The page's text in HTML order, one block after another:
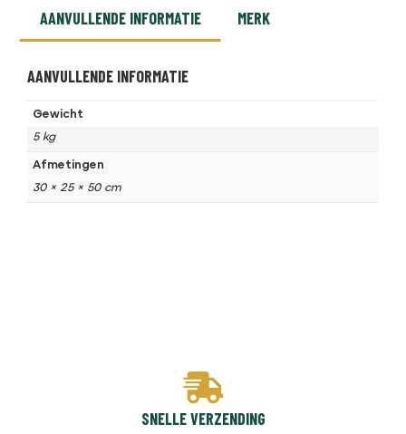
AANVULLENDE INFORMATIE MERK
AANVULLENDE INFORMATIE
Gewicht
5 kg
Afmetingen
30 × 25 × 50 cm
SNELLE VERZENDING